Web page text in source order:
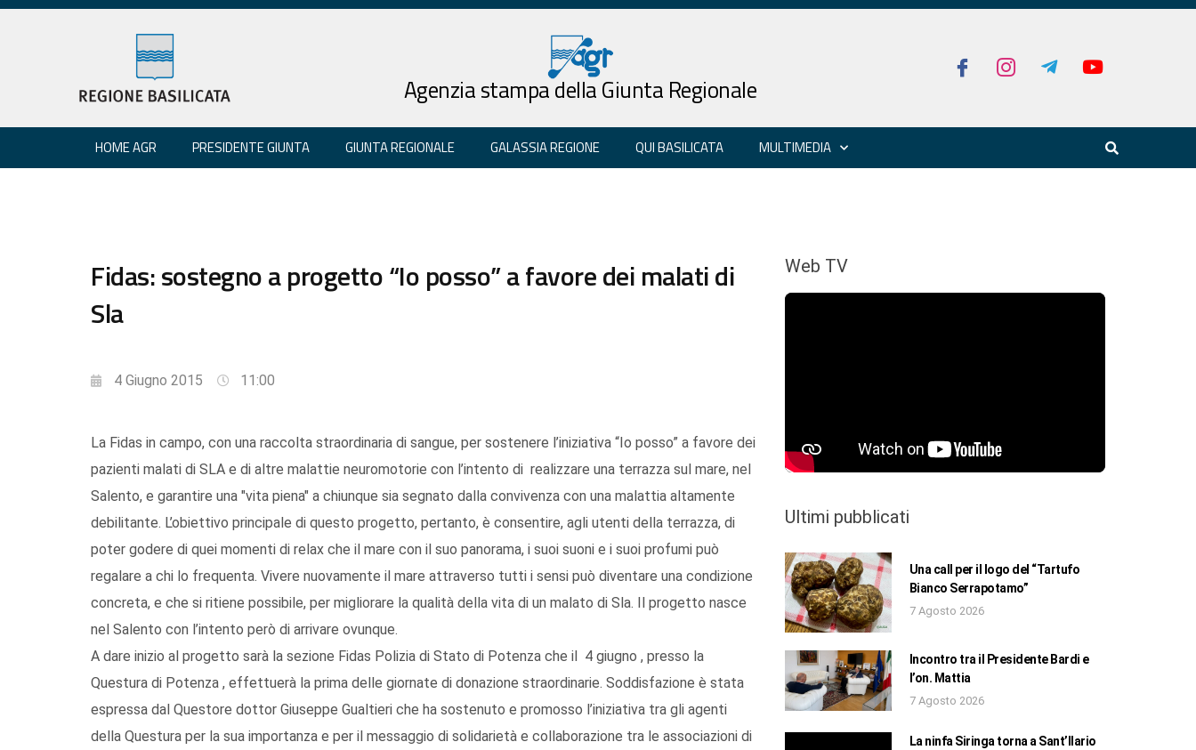
Agenzia stampa della Giunta Regionale
HOME AGR PRESIDENTE GIUNTA GIUNTA REGIONALE GALASSIA REGIONE QUI BASILICATA MULTIMEDIA
Fidas: sostegno a progetto “Io posso” a favore dei malati di
Sla
4 Giugno 2015 11:00
La Fidas in campo, con una raccolta straordinaria di sangue, per sostenere l’iniziativa “Io posso” a favore dei
pazienti malati di SLA e di altre malattie neuromotorie con l’intento di realizzare una terrazza sul mare, nel
Salento, e garantire una "vita piena" a chiunque sia segnato dalla convivenza con una malattia altamente
debilitante. L’obiettivo principale di questo progetto, pertanto, è consentire, agli utenti della terrazza, di
poter godere di quei momenti di relax che il mare con il suo panorama, i suoi suoni e i suoi profumi può
regalare a chi lo frequenta. Vivere nuovamente il mare attraverso tutti i sensi può diventare una condizione
concreta, e che si ritiene possibile, per migliorare la qualità della vita di un malato di Sla. Il progetto nasce
nel Salento con l’intento però di arrivare ovunque.
A dare inizio al progetto sarà la sezione Fidas Polizia di Stato di Potenza che il 4 giugno , presso la
Questura di Potenza , effettuerà la prima delle giornate di donazione straordinarie. Soddisfazione è stata
espressa dal Questore dottor Giuseppe Gualtieri che ha sostenuto e promosso l’iniziativa tra gli agenti
della Questura per la sua importanza e per il messaggio di solidarietà e collaborazione tra le associazioni di
Web TV
Ultimi pubblicati
Una call per il logo del “Tartufo
Bianco Serrapotamo”
7 Agosto 2026
Incontro tra il Presidente Bardi e
l’on. Mattia
7 Agosto 2026
La ninfa Siringa torna a Sant’Ilario